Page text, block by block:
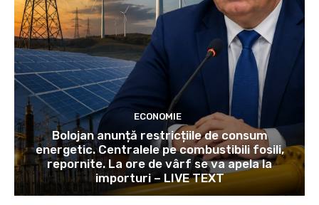
ECONOMIE
Bolojan anunță restricțiile de consum
energetic. Centralele pe combustibili fosili,
repornite. La ore de vârf se va apela la
importuri – LIVE TEXT